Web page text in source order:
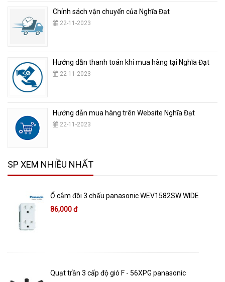
Chính sách vận chuyển của Nghĩa Đạt
22-11-2023
Hướng dẫn thanh toán khi mua hàng tại Nghĩa Đạt
22-11-2023
Hướng dẫn mua hàng trên Website Nghĩa Đạt
22-11-2023
SP XEM NHIỀU NHẤT
Ổ cắm đôi 3 chấu panasonic WEV1582SW WIDE
86,000 đ
Quạt trần 3 cấp độ gió F - 56XPG panasonic